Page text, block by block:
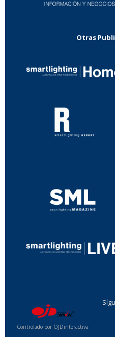
Otras
Controlado por OJDinteractiva